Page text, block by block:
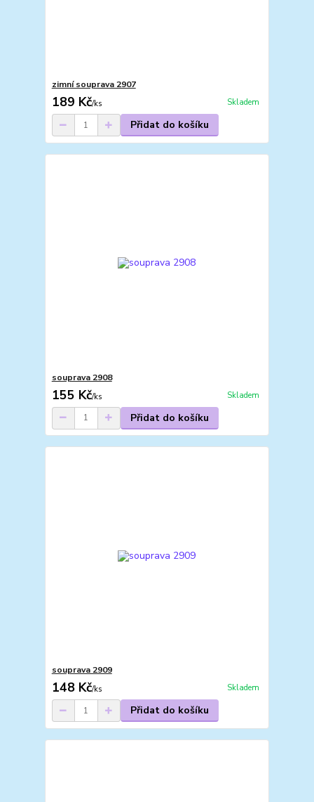
zimní souprava 2907
189 Kč/ks Skladem
Přidat do košíku
souprava 2908
155 Kč/ks Skladem
Přidat do košíku
souprava 2909
148 Kč/ks Skladem
Přidat do košíku